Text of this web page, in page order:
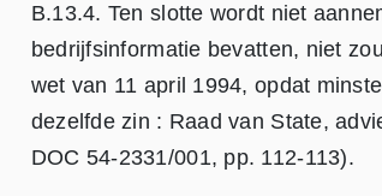
B.13.4. Ten slotte wordt niet
bedrijfsinformatie bevatten, niet
wet van 11 april 1994, opdat
dezelfde zin : Raad van State,
DOC 54-2331/001, pp. 112-113).